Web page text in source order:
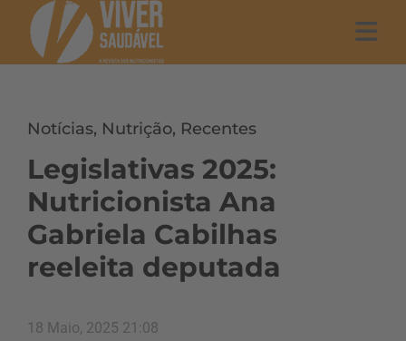
Notícias, Nutrição, Recentes
Legislativas 2025:
Nutricionista Ana
Gabriela Cabilhas
reeleita deputada
18 Maio, 2025 21:08